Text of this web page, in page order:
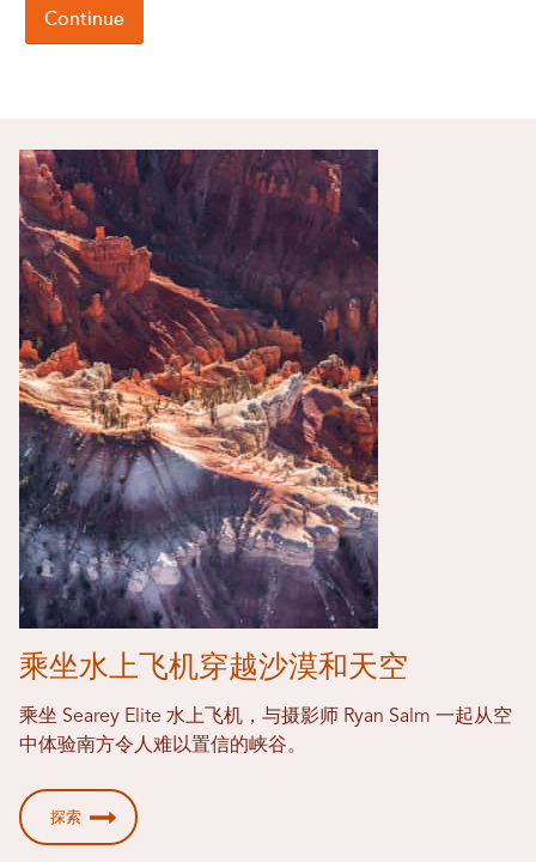
乘坐水上飞机穿越沙漠和天空
乘坐 Searey Elite 水上飞机，与摄影师 Ryan Salm 一起从空
中体验南方令人难以置信的峡谷。
探索